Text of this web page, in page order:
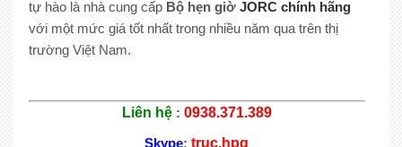
tự hào là nhà cung cấp Bộ hẹn giờ JORC chính hãng
với một mức giá tốt nhất trong nhiều năm qua trên thị
trường Việt Nam.
Liên hệ: 0938.371.389
Skype:truc.hpq